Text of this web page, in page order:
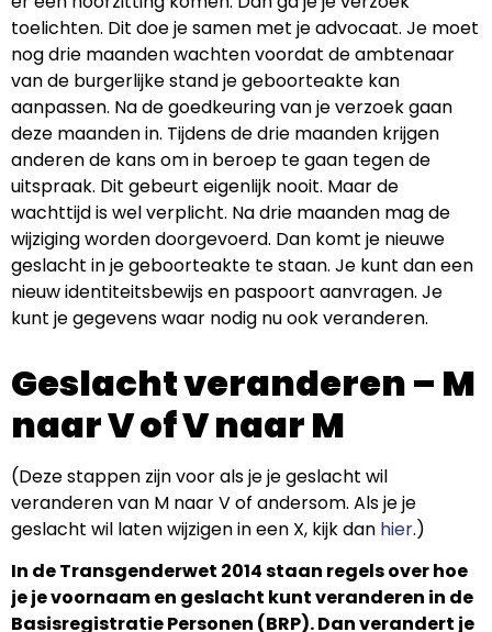
toelichten. Dit doe je samen met je advocaat. Je moet
nog drie maanden wachten voordat de ambtenaar
van de burgerlijke stand je geboorteakte kan
aanpassen. Na de goedkeuring van je verzoek gaan
deze maanden in. Tijdens de drie maanden krijgen
anderen de kans om in beroep te gaan tegen de
uitspraak. Dit gebeurt eigenlijk nooit. Maar de
wachttijd is wel verplicht. Na drie maanden mag de
wijziging worden doorgevoerd. Dan komt je nieuwe
geslacht in je geboorteakte te staan. Je kunt dan een
nieuw identiteitsbewijs en paspoort aanvragen. Je
kunt je gegevens waar nodig nu ook veranderen.
Geslacht veranderen – M
naar V of V naar M
(Deze stappen zijn voor als je je geslacht wil
veranderen van M naar V of andersom. Als je je
geslacht wil laten wijzigen in een X, kijk dan hier.)
In de Transgenderwet 2014 staan regels over hoe
je je voornaam en geslacht kunt veranderen in de
Basisregistratie Personen (BRP). Dan verandert je